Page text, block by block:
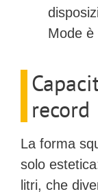
Mode è
record
La forma
solo
litri, che